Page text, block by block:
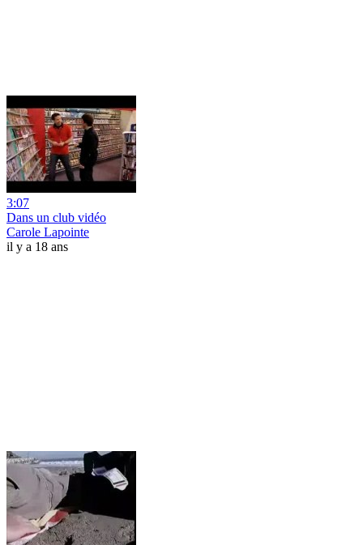
3:07
Dans un club vidéo
Carole Lapointe
il y a 18 ans